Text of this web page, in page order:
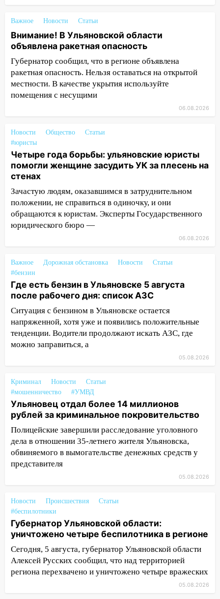
20:22
Мошенники обманули 92-летнюю
жительницу Ульяновской области
19:14
Житель Ульяновской области
подвез троих незнакомцев на трассе и
заработал уголовное дело
18:14 Прогноз погоды на 6 августа в
экстрим: в Ульяновске пройдет
большой фестиваль «Наше время»
17:30 Где есть бензин в Ульяновске 5
августа после рабочего дня: список АЗС
17:05 «Обыск» по видеосвязи: в
Ульяновске задержали 19-летнюю
сообщницу мошенников
16:12
Едва не перерезал горло: в
больницей
16:06 18-летняя девушка без прав
перевернулась на мопеде и попала в
больницу
15:59 Ульяновец отдал более 14
миллионов рублей за криминальное
покровительство
На «кольце» кроссовер сбил 18-
15:00 В Ульяновске после тройного ДТП
госпитализировали 25-летнего байкера
14:32
На Ульяновскую область
надвигается жара
14:08 Пешеход переходил по «зебре»:
подробности серьезной аварии на
Фруктовой
Трудовой горело здание
13:00 Водитель без прав врезался в
припаркованный автомобиль
12:37
Переезжал «зебру» на
велосипеде и попал под колеса
12:18 Вспыхнул изнутри: в
Железнодорожном районе горела дача
Важное Новости Статьи
Внимание! В Ульяновской области
объявлена ракетная опасность
Губернатор сообщил, что в регионе объявлена
ракетная опасность. Нельзя оставаться на открытой
местности. В качестве укрытия используйте
помещения с несущими
06.08.2026
Новости Общество
Статьи
#юристы
Четыре года борьбы: ульяновские юристы
помогли женщине засудить УК за плесень на
стенах
Зачастую людям, оказавшимся в затруднительном
положении, не справиться в одиночку, и они
обращаются к юристам. Эксперты Государственного
юридического бюро —
06.08.2026
Важное Дорожная обстановка Новости
Статьи
#бензин
Где есть бензин в Ульяновске 5 августа
после рабочего дня: список АЗС
Ситуация с бензином в Ульяновске остается
напряженной, хотя уже и появились положительные
тенденции. Водители продолжают искать АЗС, где
можно заправиться, а
05.08.2026
Криминал Новости
Статьи
#мошенничество
#УМВД
Ульяновец отдал более 14 миллионов
рублей за криминальное покровительство
Полицейские завершили расследование уголовного
дела в отношении 35-летнего жителя Ульяновска,
обвиняемого в вымогательстве денежных средств у
представителя
05.08.2026
Новости Происшествия
Статьи
#беспилотники
Губернатор Ульяновской области:
уничтожено четыре беспилотника в регионе
Сегодня, 5 августа, губернатор Ульяновской области
Алексей Русских сообщил, что над территорией
региона перехвачено и уничтожено четыре вражеских
05.08.2026